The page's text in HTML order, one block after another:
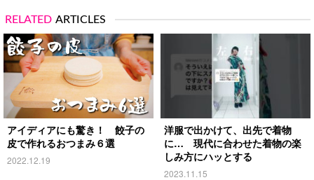
RELATED ARTICLES
アイディアにも驚き！ 餃子の
皮で作れるおつまみ６選
2022.12.19
洋服で出かけて、出先で着物
に… 現代に合わせた着物の楽
しみ方にハッとする
2023.11.15